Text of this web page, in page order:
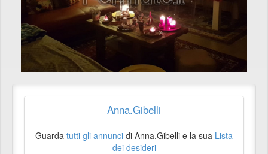
Anna.Gibelli
Guarda tutti gli annunci di Anna.Gibelli e la sua Lista
dei desideri